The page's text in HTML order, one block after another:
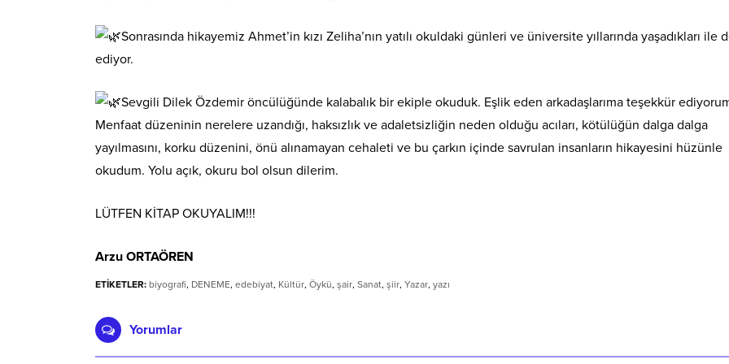
Sonrasında hikayemiz Ahmet’in kızı Zeliha’nın yatılı okuldaki günleri ve üniversite yıllarında yaşadıkları ile
ediyor.
Sevgili Dilek Özdemir öncülüğünde kalabalık bir ekiple okuduk. Eşlik eden arkadaşlarıma teşekkür
Menfaat düzeninin nerelere uzandığı, haksızlık ve adaletsizliğin neden olduğu acıları, kötülüğün dalga dalga
yayılmasını, korku düzenini, önü alınamayan cehaleti ve bu çarkın içinde savrulan insanların hikayesini hüzünle
okudum. Yolu açık, okuru bol olsun dilerim.
LÜTFEN KİTAP OKUYALIM!!!
Arzu ORTAÖREN
ETİKETLER: biyografi, DENEME, edebiyat, Kültür, Öykü, şair, Sanat, şiir, Yazar, yazı
Yorumlar